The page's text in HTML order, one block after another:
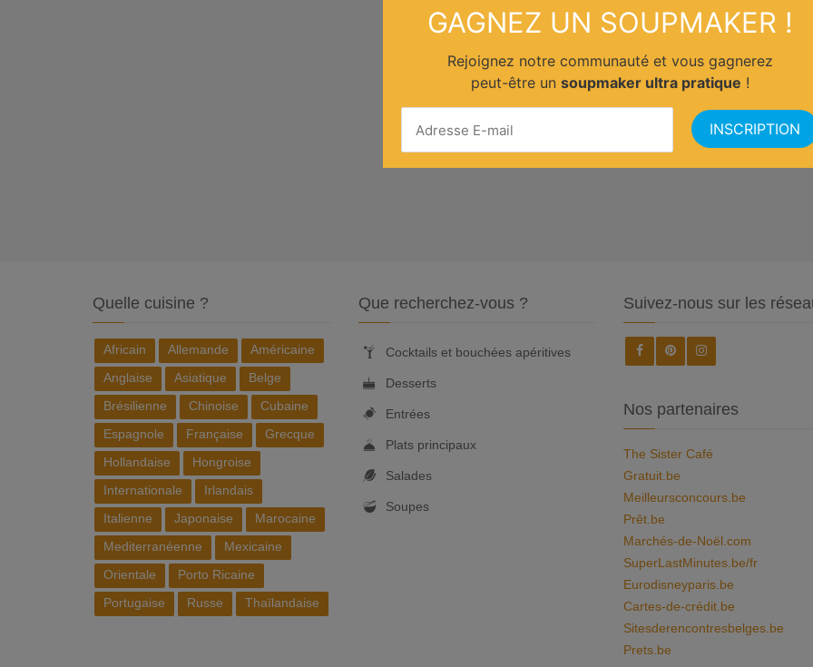
Quelle cuisine ?
Africain Allemande
Américaine
Anglaise
Asiatique
Belge
Brésilienne
Chinoise
Cubaine
Espagnole
Française
Grecque
Hollandaise
Hongroise
Internationale
Irlandais
Italienne
Japonaise
Marocaine
Mediterranéenne
Mexicaine
Orientale
Porto Ricaine
Portugaise
Russe Thaïlandaise
Que recherchez-vous ?
Cocktails et bouchées apéritives
Desserts
Entrées
Plats principaux
Salades
Soupes
Suivez-nous sur les
Nos partenaires
The Sister Café
Gratuit.be
Meilleursconcours.be
Prêt.be
Marchés-de-Noël.com
SuperLastMinutes.be/fr
Eurodisneyparis.be
Cartes-de-crédit.be
Sitesderencontresbelges.be
Prets.be
GAGNEZ UN SOUPMAKER !
Rejoignez notre communauté et vous gagnerez
peut-être un soupmaker ultra pratique !